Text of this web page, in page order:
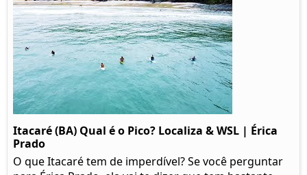
Itacaré (BA) Qual é o Pico? Localiza & WSL | Érica
Prado​
O que Itacaré tem de imperdível? Se você perguntar